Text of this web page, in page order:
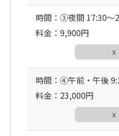
時間：③夜間 17:30〜
料金：9,900円
☓
時間：④午前・午後
料金：23,000円
☓